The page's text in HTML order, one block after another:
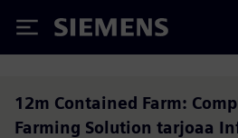
Siemens
12m Contained Farm:
Farming Solution tarjoaa